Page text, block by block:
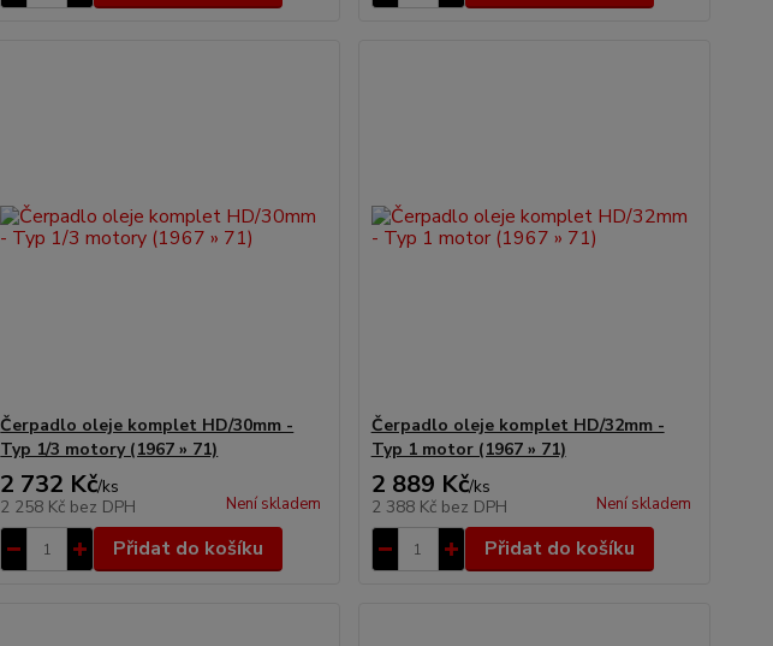
Čerpadlo oleje komplet HD/30mm -
Typ 1/3 motory (1967 » 71)
2 732 Kč/ks
2 258 Kč bez DPH Není skladem
Přidat do košíku
Čerpadlo oleje komplet HD/32mm -
Typ 1 motor (1967 » 71)
2 889 Kč/ks
2 388 Kč bez DPH Není skladem
Přidat do košíku